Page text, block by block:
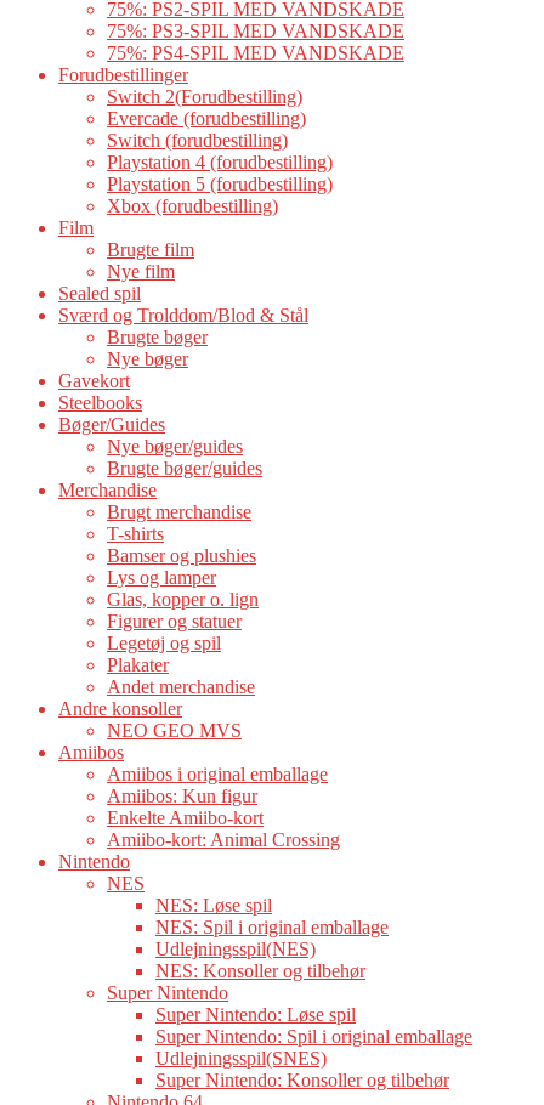
75%: PS2-SPIL MED VANDSKADE
75%: PS3-SPIL MED VANDSKADE
75%: PS4-SPIL MED VANDSKADE
Forudbestillinger
Switch 2(Forudbestilling)
Evercade (forudbestilling)
Switch (forudbestilling)
Playstation 4 (forudbestilling)
Playstation 5 (forudbestilling)
Xbox (forudbestilling)
Film
Brugte film
Nye film
Sealed spil
Sværd og Trolddom/Blod & Stål
Brugte bøger
Nye bøger
Gavekort
Steelbooks
Bøger/Guides
Nye bøger/guides
Brugte bøger/guides
Merchandise
Brugt merchandise
T-shirts
Bamser og plushies
Lys og lamper
Glas, kopper o. lign
Figurer og statuer
Legetøj og spil
Plakater
Andet merchandise
Andre konsoller
NEO GEO MVS
Amiibos
Amiibos i original emballage
Amiibos: Kun figur
Enkelte Amiibo-kort
Amiibo-kort: Animal Crossing
Nintendo
NES
NES: Løse spil
NES: Spil i original emballage
Udlejningsspil(NES)
NES: Konsoller og tilbehør
Super Nintendo
Super Nintendo: Løse spil
Super Nintendo: Spil i original emballage
Udlejningsspil(SNES)
Super Nintendo: Konsoller og tilbehør